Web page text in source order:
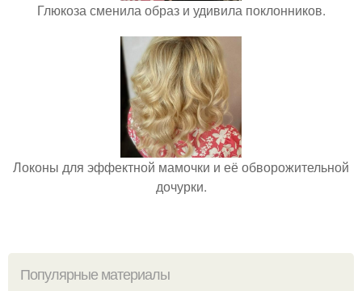
Глюкоза сменила образ и удивила поклонников.
Локоны для эффектной мамочки и её обворожительной
дочурки.
Популярные материалы